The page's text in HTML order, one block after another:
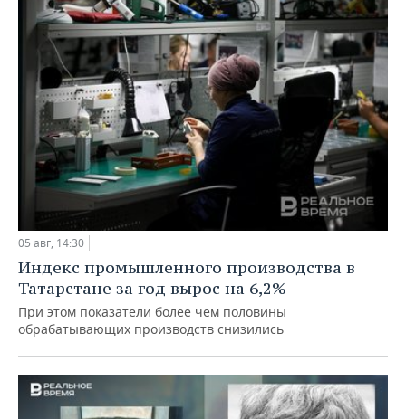
05 авг, 14:30
Индекс промышленного производства в
Татарстане за год вырос на 6,2%
При этом показатели более чем половины
обрабатывающих производств снизились